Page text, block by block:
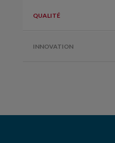
QUALITÉ
INNOVATION